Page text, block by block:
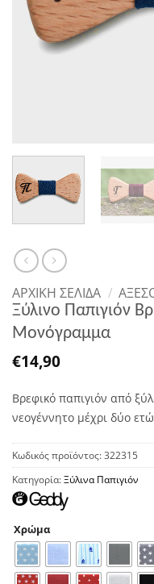
ΑΡΧΙΚΉ ΣΕΛΊΔΑ /
Ξύλινο Παπιγιόν
Μονόγραμμα
€14,90
Βρεφικό παπιγιόν από
νεογέννητο μέχρι δύο
Κωδικός προϊόντος:322315
Κατηγορία:Ξύλινα Παπιγιόν
Χρώμα